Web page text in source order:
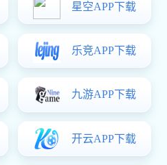
EYH系列二维运动混合机
特点：EYH 二维运动混合机的转筒可